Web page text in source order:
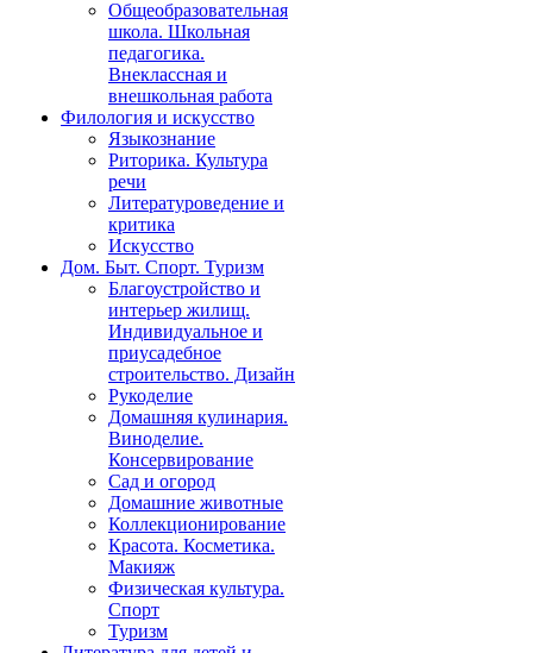
Общеобразовательная
школа. Школьная
педагогика.
Внеклассная и
внешкольная работа
Филология и искусство
Языкознание
Риторика. Культура
речи
Литературоведение и
критика
Искусство
Дом. Быт. Спорт. Туризм
Благоустройство и
интерьер жилищ.
Индивидуальное и
приусадебное
строительство. Дизайн
Рукоделие
Домашняя кулинария.
Виноделие.
Консервирование
Сад и огород
Домашние животные
Коллекционирование
Красота. Косметика.
Макияж
Физическая культура.
Спорт
Туризм